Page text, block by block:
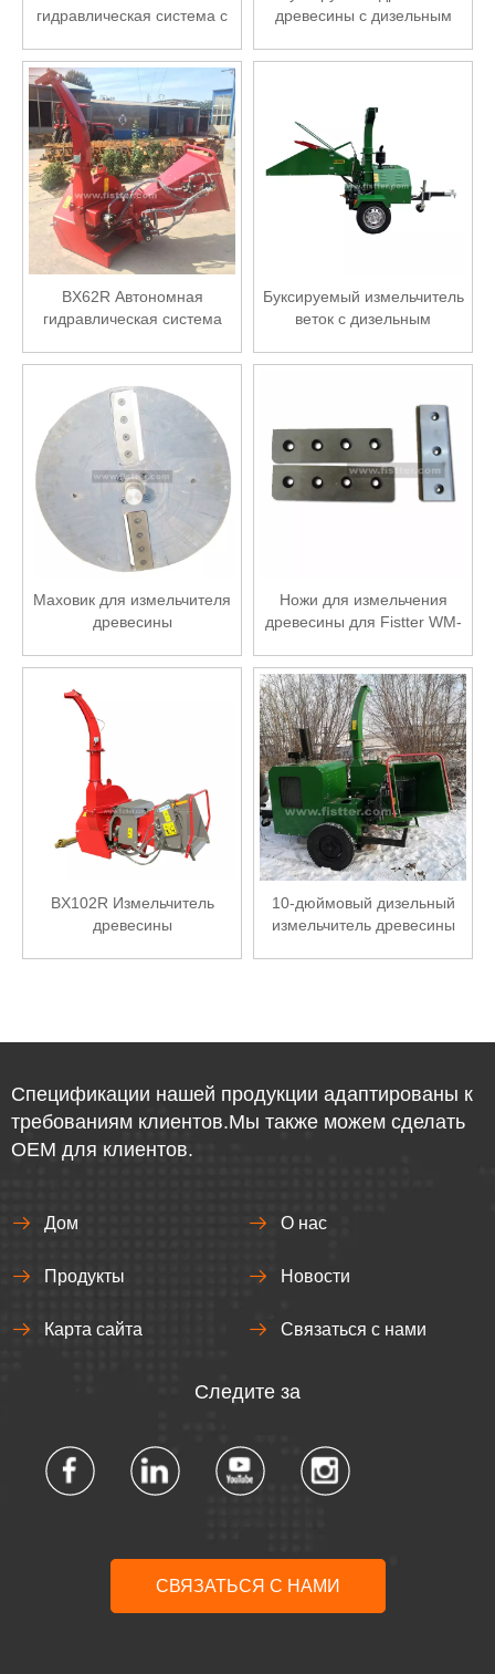
гидравлическая система с
для измельчения
древесины
древесины с дизельным
л.с.
BX62R Автономная
гидравлическая система
древесины
Буксируемый измельчитель
веток с дизельным
л.с.
Маховик для измельчителя
древесины
Ножи для измельчения
древесины для Fistter WM-
BX102R Измельчитель
древесины
10-дюймовый дизельный
измельчитель древесины
Спецификации нашей продукции адаптированы к
требованиям клиентов.Мы также можем сделать
OEM для клиентов.
Дом О нас
Продукты Новости
Карта сайта Связаться с нами
Следите за
СВЯЗАТЬСЯ С НАМИ